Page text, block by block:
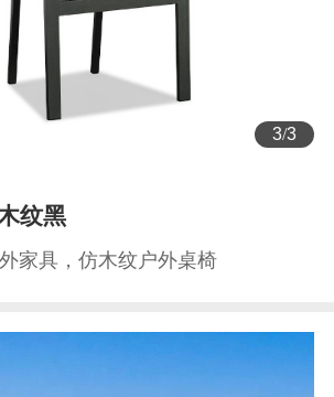
3/3
纹黑
家具，仿木纹户外桌椅